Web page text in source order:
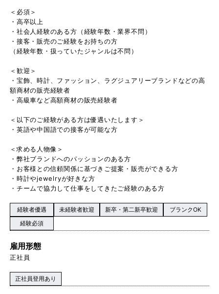
＜必須＞
・高卒以上
・社会人経験のある方（経験年数・業界不問）
・接客・販売のご経験をお持ちの方
（経験年数・扱っていたジャンルは不問）
＜歓迎＞
・宝飾、時計、ファッション、ラグジュアリーブランドなどの高
額商材の販売経験者
・高級車など高額商材の販売経験者
＜以下のご経験がある方は優遇いたします＞
・英語や中国語での接客が可能な方
＜求める人物像＞
・弊社ブランドへのパッションのある方
・お客様との信頼関係に基づきご提案・販売ができる方
・時計やjewelryが好きな方
・チームで協力して仕事をしてきたご経験のある方
経験者優遇 未経験者歓迎 新卒・第二新卒歓迎
ブランクOK
経験必須
雇用形態
正社員
正社員登用あり